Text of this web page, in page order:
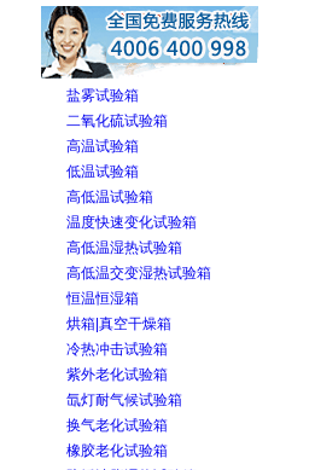
盐雾试验箱
二氧化硫试验箱
高温试验箱
低温试验箱
高低温试验箱
温度快速变化试验箱
高低温湿热试验箱
高低温交变湿热试验箱
恒温恒湿箱
烘箱|真空干燥箱
冷热冲击试验箱
紫外老化试验箱
氙灯耐气候试验箱
换气老化试验箱
橡胶老化试验箱